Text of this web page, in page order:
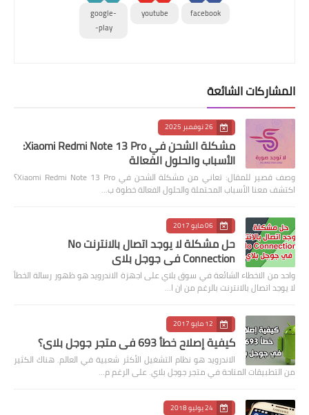
facebook
youtube
google-
play-
المشاركات الشائعة
26 نوفمبر 2025
مشكلة الشحن في Xiaomi Redmi Note 13 Pro:
الأسباب والحلول الفعالة
وصف قصير للمقال: تعاني من مشكلة الشحن في Xiaomi Redmi Note 13 Pro؟
اكتشف معنا الأسباب المحتملة والحلول الفعالة خطوة ب…
06 مايو 2017
حل مشكلة لا يوجد اتصال بالانترنت No
Connection في جوجل بلاي
واحد من الاخطاء الشائعة في سوق بلاي على اجهزة الاندرويد هو ظهور رسالة الخطأ
لا يوجد اتصال بالانترنت بالرغم من ان ا…
12 مايو 2017
كيفية إصلاح خطأ 693 في متجر جوجل بلاي؟
الاندرويد هو نظام التشغيل الأكثر شعبية في العالم. هناك الكثير
من التطبيقات المتاحة في متجر جوجل بلاي. على الرغم م…
24 يوليو 2018